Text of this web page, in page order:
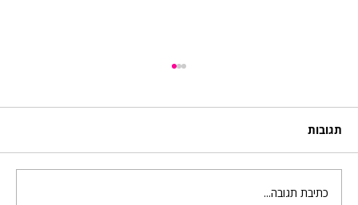
תגובות
כתיבת תגובה...